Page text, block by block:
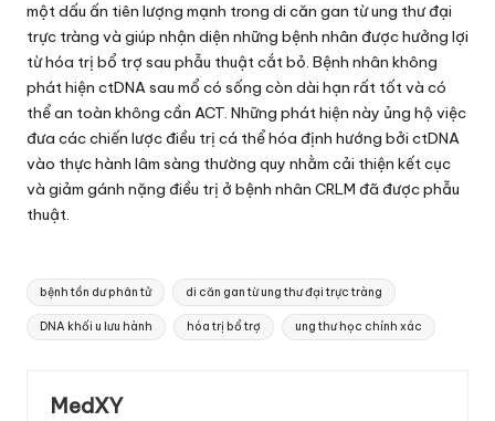
một dấu ấn tiên lượng mạnh trong di căn gan từ ung thư đại
trực tràng và giúp nhận diện những bệnh nhân được hưởng lợi
từ hóa trị bổ trợ sau phẫu thuật cắt bỏ. Bệnh nhân không
phát hiện ctDNA sau mổ có sống còn dài hạn rất tốt và có
thể an toàn không cần ACT. Những phát hiện này ủng hộ việc
đưa các chiến lược điều trị cá thể hóa định hướng bởi ctDNA
vào thực hành lâm sàng thường quy nhằm cải thiện kết cục
và giảm gánh nặng điều trị ở bệnh nhân CRLM đã được phẫu
thuật.
Tags:
bệnh tồn dư phân tử di căn gan từ ung thư đại trực tràng
DNA khối u lưu hành hóa trị bổ trợ ung thư học chính xác
MedXY